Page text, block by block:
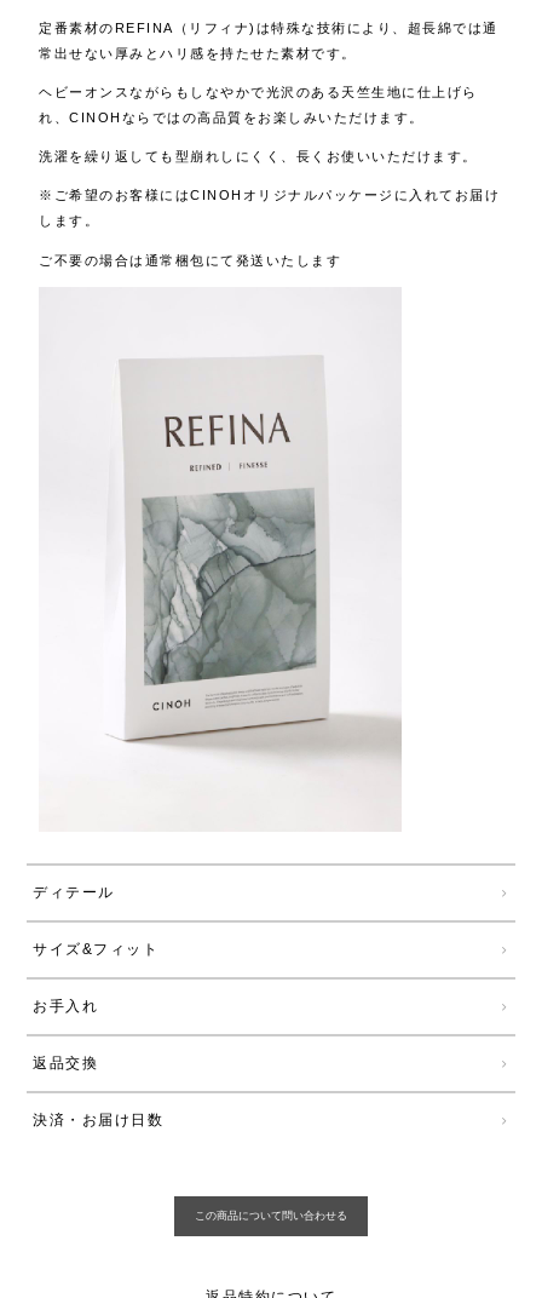
定番素材のREFINA（リフィナ)は特殊な技術により、超長綿では通
常出せない厚みとハリ感を持たせた素材です。
ヘビーオンスながらもしなやかで光沢のある天竺生地に仕上げら
れ、CINOHならではの高品質をお楽しみいただけます。
洗濯を繰り返しても型崩れしにくく、長くお使いいただけます。
※ご希望のお客様にはCINOHオリジナルパッケージに入れてお届け
します。
ご不要の場合は通常梱包にて発送いたします
ディテール
サイズ&フィット
お手入れ
返品交換
決済・お届け日数